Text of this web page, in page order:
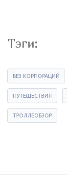
Тэги:
БЕЗ КОРПОРАЦИЙ
ПУТЕШЕСТВИЯ
ТРОЛЛЕОБЗОР